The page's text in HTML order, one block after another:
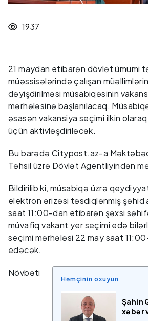
1937
21 maydan etibarən dövlət ümumi
müəssisələrində çalışan
dəyişdirilməsi müsabiqəsinin
mərhələsinə başlanılacaq.
əsasən vakansiya seçimi ilkin
üçün aktivləşdiriləcək.
Bu barədə Citypost.az-a
Təhsil üzrə Dövlət Agentliyindən
Bildirilib ki, müsabiqə üzrə
elektron ərizəsi təsdiqlənmiş şəhid
saat 11:00-dan etibarən şəxsi
müvafiq vakant yer seçimi edə
seçimi mərhələsi 22 may saat
edəcək.
Həmçinin oxuyun
Şahin
xəbər
Növbəti